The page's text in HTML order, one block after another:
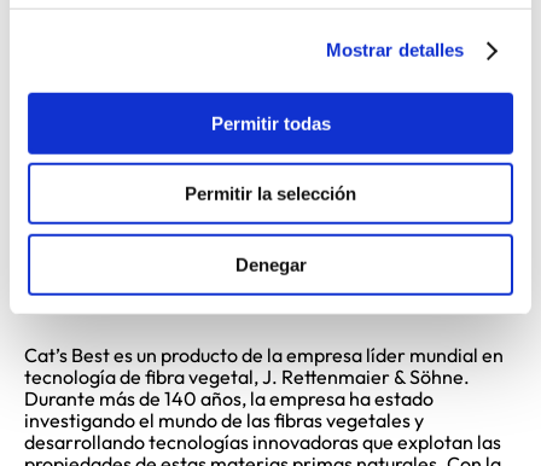
Mostrar detalles
Permitir todas
Permitir la selección
Denegar
CAT'S BEST
Arena 100% vegetal